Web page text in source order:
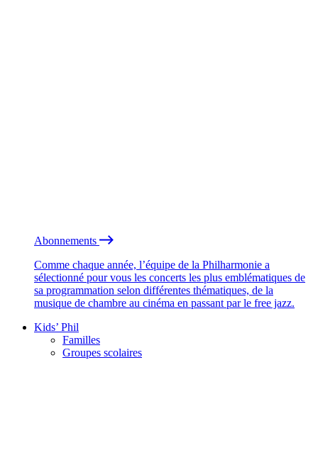
Abonnements
Comme chaque année, l’équipe de la Philharmonie a
sélectionné pour vous les concerts les plus emblématiques de
sa programmation selon différentes thématiques, de la
musique de chambre au cinéma en passant par le free jazz.
Kids’ Phil
Familles
Groupes scolaires